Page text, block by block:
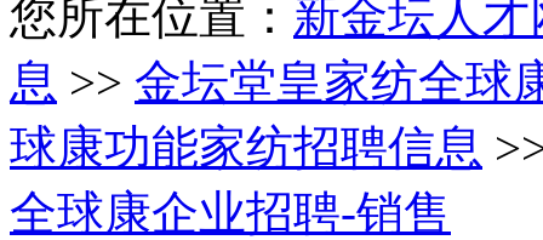
您所在位置： 新金坛人才
息 >> 金坛堂皇家纺全球
球康功能家纺招聘信息
全球康企业招聘-销售